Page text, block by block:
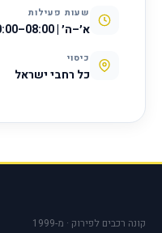
שעות פעילות
א׳–ה׳ | 08:00–20:00
כיסוי
כל רחבי ישראל
קונה רכבים לפירוק · מ-1999